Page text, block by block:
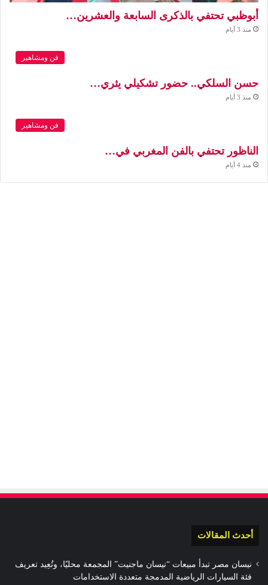
أبوظبي تحتفي بالذكرى السابعة والعشرين…
منذ 3 أيام
فن ومشاهير
حسن السلكي.. حضور تشكيلي يثري…
منذ 3 أيام
فن ومشاهير
الناظور تحتفي بالفن المغربي في…
منذ 4 أيام
أحدث المقالات
نيسان مصر تبدأ مبيعات “نيسان ماجنيت” المجمعة محليًا، وتُعِيد تعريف
فئة السيارات الرياضية المدمجة متعددة الاستخدامات